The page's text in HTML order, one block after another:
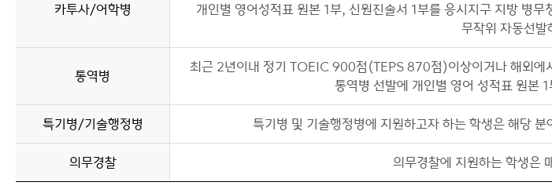
카투사/어학병
개인별 영어성적표 원본 1부, 신원진술서 1부를 응시지구 지방 병
무작위 자동선
통역병
최근 2년이내 정기 TOEIC 900점(TEPS 870점)이상이거나 해외에
통역병 선발에 개인별 영어 성적표 원본
특기병/기술행정병 특기병 및 기술행정병에 지원하고자 하는 학생은 해당
의무경찰 의무경찰에 지원하는 학생은